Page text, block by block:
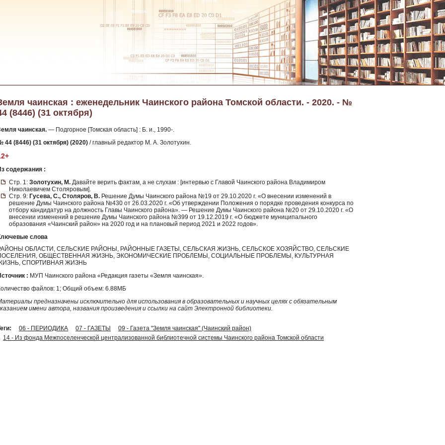
чаинская : еженедельник Чаинского района Томской области. - 2020. - №
(8446) (31 октября)
чаинская. — Подгорное [Томская область] : Б. и., 1990-.
44 (8446) (31 октября) (2020) / главный редактор М. А. Золотухин.
содержания :
Стр. 1: Золотухин, М. Давайте верить фактам, а не слухам : [интервью с Главой Чаинского района Владимиром
Николаевичем Столяровым].
Стр. 9: Гусева, С., Столяров, В. Решение Думы Чаинского района №19 от 29.10.2020 г. «О внесении изменений в
решение Думы Чаинского района №430 от 26.03.2020 г. «Об утверждении Положения о порядке проведения конкурса по
отбору кандидатур на должность Главы Чаинского района». — Решение Думы Чаинского района №20 от 29.10.2020 г. «О
внесении изменений в решение Думы Чаинского района №399 от 19.12.2019 г. «О бюджете муниципального
образования «Чаинский район» на 2020 год и на плановый период 2021 и 2022 годов».
слова
ОБЛАСТИ, СЕЛЬСКИЕ РАЙОНЫ, РАЙОННЫЕ ГАЗЕТЫ, СЕЛЬСКАЯ ЖИЗНЬ, СЕЛЬСКОЕ ХОЗЯЙСТВО, СЕЛЬСКИЕ
ОБЩЕСТВЕННАЯ ЖИЗНЬ, ЭКОНОМИЧЕСКИЕ ПРОБЛЕМЫ, СОЦИАЛЬНЫЕ ПРОБЛЕМЫ, КУЛЬТУРНАЯ
СПОРТИВНАЯ ЖИЗНЬ
: МУП Чаинского района «Редакция газеты «Земля чаинская».
файлов: 1; Общий объем: 6.88МБ
предназначены исключительно для использования в образовательных и научных целях с обязательным
имени автора, названия произведения и ссылки на сайт Электронной библиотеки.
06 - ПЕРИОДИКА 07 - ГАЗЕТЫ
09 - Газета "Земля чаинская" (Чаинский район)
14 - Из фонда Межпоселенческой централизованной библиотечной системы Чаинского района Томской области